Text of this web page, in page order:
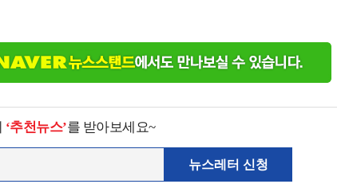
‘추천뉴스’를 받아보세요~
뉴스레터 신청